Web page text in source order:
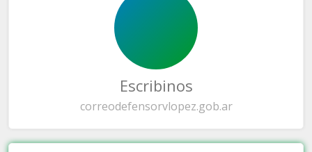
Escribinos
correodefensorvlopez.gob.ar